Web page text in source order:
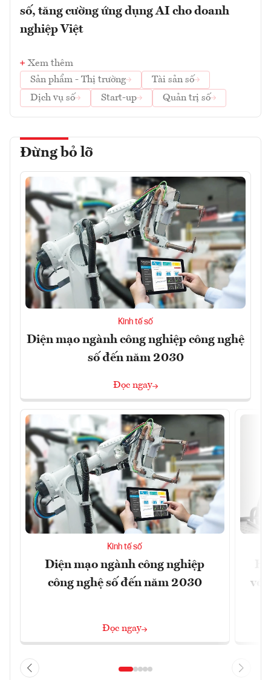
số, tăng cường ứng dụng AI cho doanh
nghiệp Việt
Xem thêm
Sản phẩm - Thị trường
Tài sản số
Dịch vụ số
Start-up Quản trị số
Đừng bỏ lỡ
Kinh tế số
Diện mạo ngành công nghiệp công nghệ
số đến năm 2030
Đọc ngay
Kinh tế số
Diện mạo ngành công nghiệp
công nghệ số đến năm 2030
Đọc ngay
với